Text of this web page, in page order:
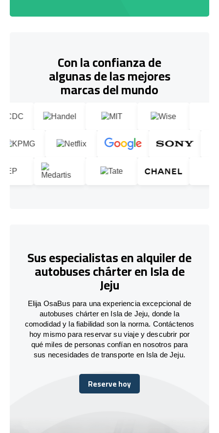
Con la confianza de
algunas de las mejores
marcas del mundo
Sus especialistas en alquiler de
autobuses chárter en Isla de
Jeju
Elija OsaBus para una experiencia excepcional de
autobuses chárter en Isla de Jeju, donde la
comodidad y la fiabilidad son la norma. Contáctenos
hoy mismo para reservar su viaje y descubrir por
qué miles de personas confían en nosotros para
sus necesidades de transporte en Isla de Jeju.
Reserve hoy
Reserve hoy